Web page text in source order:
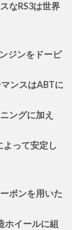
なRS3は世界
ジンをドーピ
ンスはABTに
ングに加え
って安定し
ボンを用いた
ホイールに組